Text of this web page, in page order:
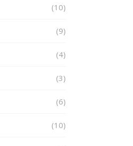
(10)
(9)
(4)
(3)
(6)
(10)